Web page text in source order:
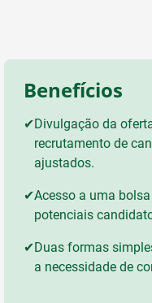
Benefícios
✔Divulgação da
recrutamento de
ajustados.
✔Acesso a uma
potenciais
✔Duas formas
a necessidade de